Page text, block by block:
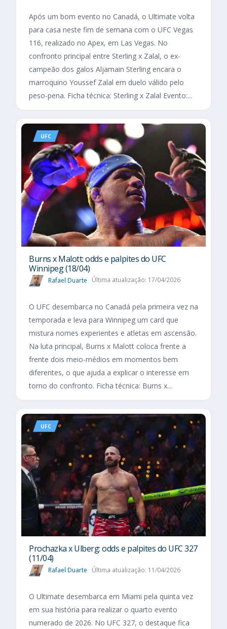
Após um bom evento no Canadá, o Ultimate volta
para casa neste fim de semana com o UFC Vegas
116, realizado no Apex, em Las Vegas. No
confronto principal entre Sterling x Zalal, o ex-
campeão dos galos Aljamain Sterling encara o
marroquino Youssef Zalal em duelo válido pelo
peso-pena. Ficha técnica: Sterling x Zalal Evento:...
UFC
Burns x Malott: odds e palpites do UFC
Winnipeg (18/04)
Rafael Duarte Última atualização: 17/04/2026
O UFC desembarca no Canadá pela primeira vez na
temporada e leva para Winnipeg um card que
mistura nomes experientes e atletas em ascensão.
Na luta principal, Burns x Malott coloca frente a
frente dois meio-médios em momentos bem
diferentes, o que ajuda a explicar o interesse em
torno do confronto. Ficha técnica: Burns x...
UFC
Prochazka x Ulberg: odds e palpites do UFC 327
(11/04)
Rafael Duarte Última atualização: 11/04/2026
O Ultimate desembarca em Miami pela quinta vez
em sua história para realizar o quarto evento
numerado de 2026. No UFC 327, o destaque fica